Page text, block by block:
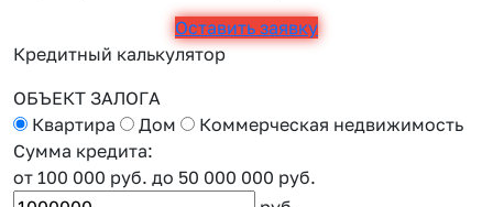
Оставить заявку
Кредитный калькулятор
ОБЪЕКТ ЗАЛОГА
Квартира
Дом
Коммерческая недвижимость
Сумма кредита:
от 100 000 руб. до 50 000 000 руб.